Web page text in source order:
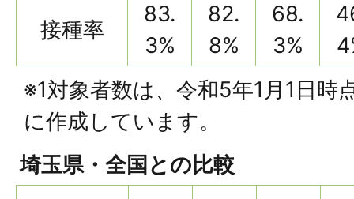
接種率
83.
3%
82.
8%
68.
3%
※1対象者数は、令和5年1月1日時
に作成しています。
埼玉県・全国との比較